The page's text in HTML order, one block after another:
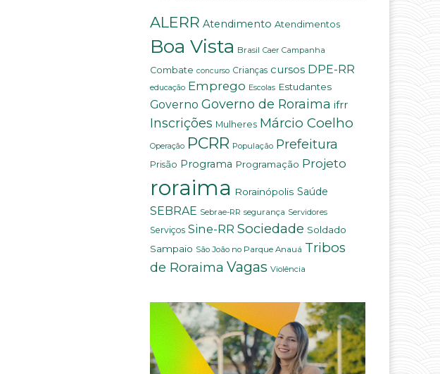
ALERR Atendimento Atendimentos
Boa Vista Brasil Caer Campanha
Combate concurso Crianças cursos DPE-RR
educação Emprego Escolas Estudantes
Governo Governo de Roraima ifrr
Inscrições Mulheres Márcio Coelho
Operação PCRR População Prefeitura
Prisão Programa Programação Projeto
roraima Rorainópolis Saúde
SEBRAE Sebrae-RR segurança Servidores
Serviços Sine-RR Sociedade Soldado
Sampaio São João no Parque Anauá Tribos
de Roraima Vagas Violência